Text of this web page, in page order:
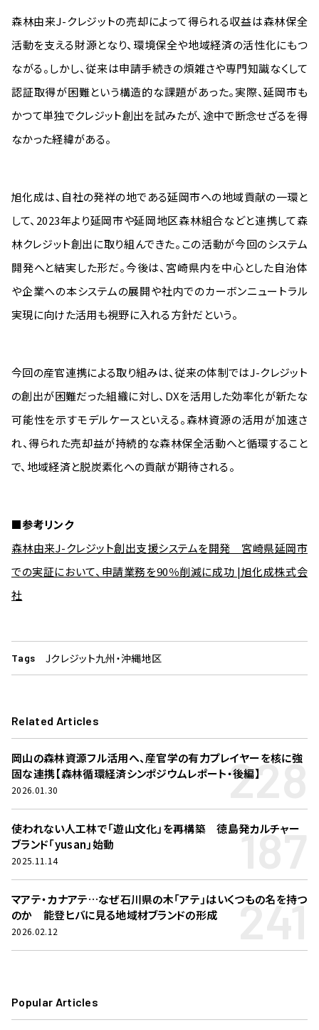
森林由来J-クレジットの売却によって得られる収益は森林保全
活動を支える財源となり、環境保全や地域経済の活性化にもつ
ながる。しかし、従来は申請手続きの煩雑さや専門知識なくして
認証取得が困難という構造的な課題があった。実際、延岡市も
かつて単独でクレジット創出を試みたが、途中で断念せざるを得
なかった経緯がある。
旭化成は、自社の発祥の地である延岡市への地域貢献の一環と
して、2023年より延岡市や延岡地区森林組合などと連携して森
林クレジット創出に取り組んできた。この活動が今回のシステム
開発へと結実した形だ。今後は、宮崎県内を中心とした自治体
や企業への本システムの展開や社内でのカーボンニュートラル
実現に向けた活用も視野に入れる方針だという。
今回の産官連携による取り組みは、従来の体制ではJ-クレジット
の創出が困難だった組織に対し、DXを活用した効率化が新たな
可能性を示すモデルケースといえる。森林資源の活用が加速さ
れ、得られた売却益が持続的な森林保全活動へと循環すること
で、地域経済と脱炭素化への貢献が期待される。
■参考リンク
森林由来J-クレジット創出支援システムを開発 宮崎県延岡市
での実証において、申請業務を90％削減に成功 |旭化成株式会
社
Tags Jクレジット九州・沖縄地区
Related Articles
岡山の森林資源フル活用へ、産官学の有力プレイヤーを核に強
固な連携【森林循環経済シンポジウムレポート・後編】228
2026.01.30
使われない人工林で「遊山文化」を再構築 徳島発カルチャー
ブランド「yusan」始動
187
2025.11.14
マアテ・カナアテ…なぜ石川県の木「アテ」はいくつもの名を持つ
のか 能登ヒバに見る地域材ブランドの形成
241
2026.02.12
Popular Articles